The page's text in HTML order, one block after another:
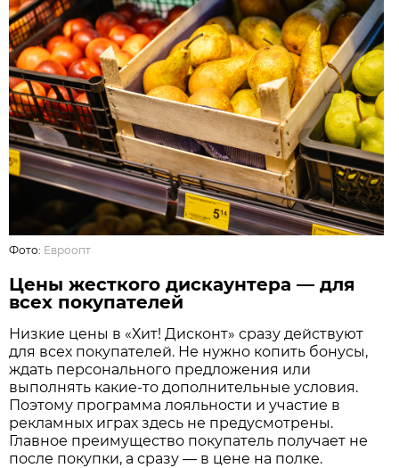
Фото: Евроопт
Цены жесткого дискаунтера — для
всех покупателей
Низкие цены в «Хит! Дисконт» сразу действуют
для всех покупателей. Не нужно копить бонусы,
ждать персонального предложения или
выполнять какие-то дополнительные условия.
Поэтому программа лояльности и участие в
рекламных играх здесь не предусмотрены.
Главное преимущество покупатель получает не
после покупки, а сразу — в цене на полке.